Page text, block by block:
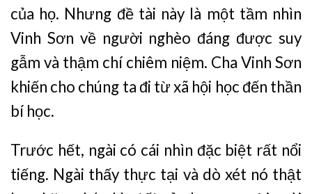
của họ. Nhưng đề tài này là một tầm nhìn
Vinh Sơn về người nghèo đáng được suy
gẫm và thậm chí chiêm niệm. Cha Vinh Sơn
khiến cho chúng ta đi từ xã hội học đến thần
bí học.
Trước hết, ngài có cái nhìn đặc biệt rất nổi
tiếng. Ngài thấy thực tại và dò xét nó thật